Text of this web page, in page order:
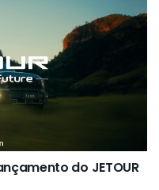
do JETOUR